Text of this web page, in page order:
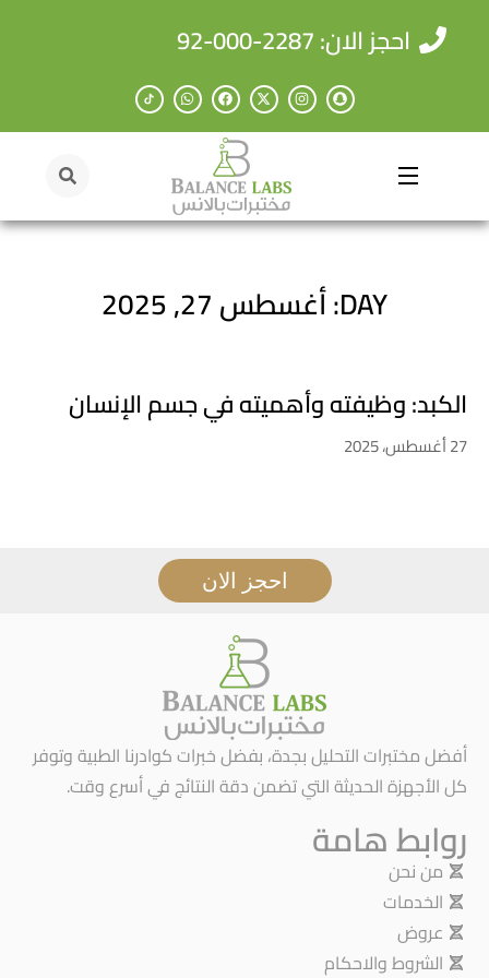
احجز الان: 2287-000-92
DAY: أغسطس 27, 2025
الكبد: وظيفته وأهميته في جسم الإنسان
27 أغسطس، 2025
احجز الان
أفضل مختبرات التحليل بجدة، بفضل خبرات كوادرنا الطبية وتوفر
كل الأجهزة الحديثة التي تضمن دقة النتائج في أسرع وقت.
روابط هامة
من نحن
الخدمات
عروض
الشروط والاحكام